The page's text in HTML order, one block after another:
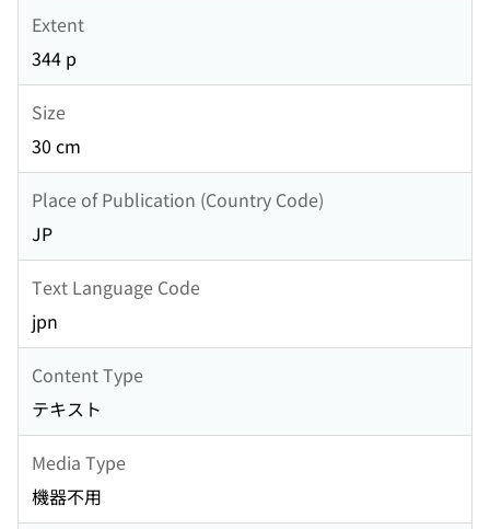
Extent
344 p
Size
30 cm
Place of Publication (Country Code)
JP
Text Language Code
jpn
Content Type
テキスト
Media Type
機器不用